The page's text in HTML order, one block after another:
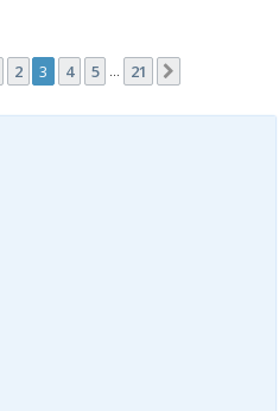
de 21
2 3 4 5 … 21